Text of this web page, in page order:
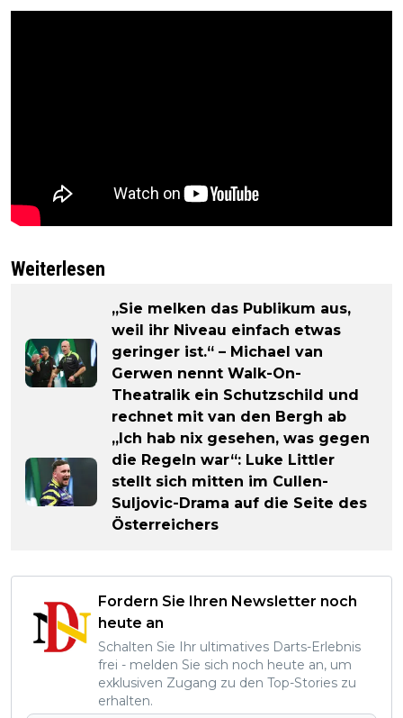
Weiterlesen
„Sie melken das Publikum aus,
weil ihr Niveau einfach etwas
geringer ist.“ – Michael van
Gerwen nennt Walk-On-
Theatralik ein Schutzschild und
rechnet mit van den Bergh ab
„Ich hab nix gesehen, was gegen
die Regeln war“: Luke Littler
stellt sich mitten im Cullen-
Suljovic-Drama auf die Seite des
Österreichers
Fordern Sie Ihren Newsletter noch
heute an
Schalten Sie Ihr ultimatives Darts-Erlebnis
frei - melden Sie sich noch heute an, um
exklusiven Zugang zu den Top-Stories zu
erhalten.